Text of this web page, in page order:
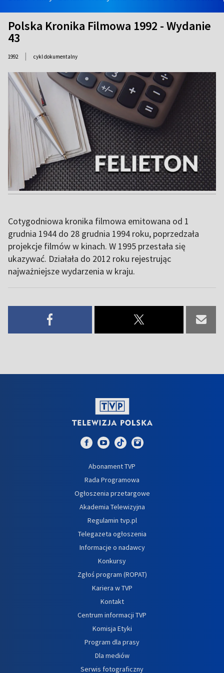
Polska Kronika Filmowa 1992 - Wydanie
43
1992 | cykl dokumentalny
Cotygodniowa kronika filmowa emitowana od 1
grudnia 1944 do 28 grudnia 1994 roku, poprzedzała
projekcje filmów w kinach. W 1995 przestała się
ukazywać. Działała do 2012 roku rejestrując
najważniejsze wydarzenia w kraju.
Abonament TVP
Rada Programowa
Ogłoszenia przetargowe
Akademia Telewizyjna
Regulamin tvp.pl
Telegazeta ogłoszenia
Informacje o nadawcy
Konkursy
Zgłoś program (ROPAT)
Kariera w TVP
Kontakt
Centrum informacji TVP
Komisja Etyki
Program dla prasy
Dla mediów
Serwis fotograficzny